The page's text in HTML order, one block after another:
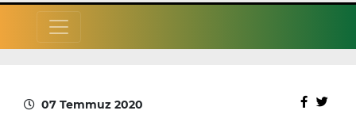
07 Temmuz 2020